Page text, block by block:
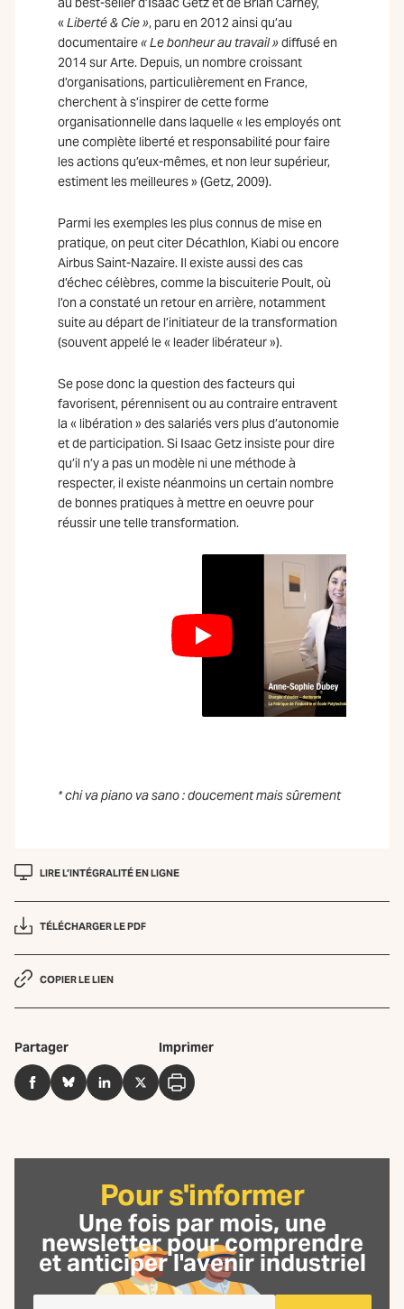
«Liberté & Cie », paru en 2012 ainsi qu’au
documentaire« Le bonheur au travail » diffusé en
2014 sur Arte. Depuis, un nombre croissant
d’organisations, particulièrement en France,
cherchent à s’inspirer de cette forme
organisationnelle dans laquelle « les employés ont
une complète liberté et responsabilité pour faire
les actions qu’eux-mêmes, et non leur supérieur,
estiment les meilleures » (Getz, 2009).
Parmi les exemples les plus connus de mise en
pratique, on peut citer Décathlon, Kiabi ou encore
Airbus Saint-Nazaire. Il existe aussi des cas
d’échec célèbres, comme la biscuiterie Poult, où
l’on a constaté un retour en arrière, notamment
suite au départ de l’initiateur de la transformation
(souvent appelé le « leader libérateur »).
Se pose donc la question des facteurs qui
favorisent, pérennisent ou au contraire entravent
la « libération » des salariés vers plus d’autonomie
et de participation. Si Isaac Getz insiste pour dire
qu’il n’y a pas un modèle ni une méthode à
respecter, il existe néanmoins un certain nombre
de bonnes pratiques à mettre en oeuvre pour
réussir une telle transformation.
* chi va piano va sano : doucement mais sûrement
LIRE L’INTÉGRALITÉ EN LIGNE
TÉLÉCHARGER LE PDF
COPIER LE LIEN
Partager
FacebookBlueSkyLinkedInTwitter
Imprimer
Imprimer
Pour s'informer
Une fois par mois, une
newsletterpour comprendre
et anticiper l'avenir industriel